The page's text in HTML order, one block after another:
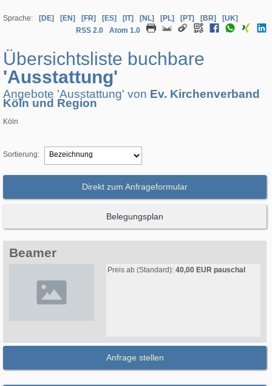
Sprache: [DE] [EN] [FR] [ES] [IT] [NL] [PL] [PT] [BR]
[UK]
RSS 2.0
Atom 1.0
Übersichtsliste buchbare
'Ausstattung'
Angebote 'Ausstattung' von Ev. Kirchenverband
Köln und Region
Köln
Sortierung:
Direkt zum Anfrageformular
Belegungsplan
Beamer
Preis ab (Standard): 40,00 EUR pauschal
Anfrage stellen